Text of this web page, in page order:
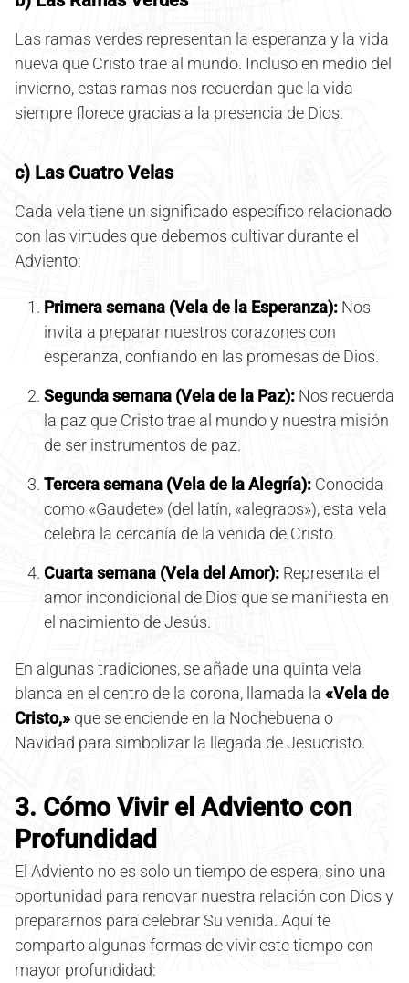
Las ramas verdes representan la esperanza y la vida
nueva que Cristo trae al mundo. Incluso en medio del
invierno, estas ramas nos recuerdan que la vida
siempre florece gracias a la presencia de Dios.
c) Las Cuatro Velas
Cada vela tiene un significado específico relacionado
con las virtudes que debemos cultivar durante el
Adviento:
Primera semana (Vela de la Esperanza): Nos
invita a preparar nuestros corazones con
esperanza, confiando en las promesas de Dios.
Segunda semana (Vela de la Paz): Nos recuerda
la paz que Cristo trae al mundo y nuestra misión
de ser instrumentos de paz.
Tercera semana (Vela de la Alegría): Conocida
como «Gaudete» (del latín, «alegraos»), esta vela
celebra la cercanía de la venida de Cristo.
Cuarta semana (Vela del Amor): Representa el
amor incondicional de Dios que se manifiesta en
el nacimiento de Jesús.
En algunas tradiciones, se añade una quinta vela
blanca en el centro de la corona, llamada la «Vela de
Cristo,» que se enciende en la Nochebuena o
Navidad para simbolizar la llegada de Jesucristo.
3. Cómo Vivir el Adviento con
Profundidad
El Adviento no es solo un tiempo de espera, sino una
oportunidad para renovar nuestra relación con Dios y
prepararnos para celebrar Su venida. Aquí te
comparto algunas formas de vivir este tiempo con
mayor profundidad: